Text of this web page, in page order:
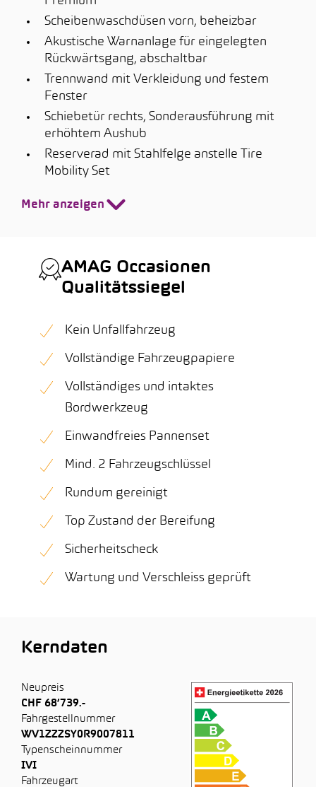
Scheibenwaschdüsen vorn, beheizbar
Akustische Warnanlage für eingelegten
Rückwärtsgang, abschaltbar
Trennwand mit Verkleidung und festem
Fenster
Schiebetür rechts, Sonderausführung mit
erhöhtem Aushub
Reserverad mit Stahlfelge anstelle Tire
Mobility Set
Mehr anzeigen
AMAG Occasionen
Qualitätssiegel
Kein Unfallfahrzeug
Vollständige Fahrzeugpapiere
Vollständiges und intaktes
Bordwerkzeug
Einwandfreies Pannenset
Mind. 2 Fahrzeugschlüssel
Rundum gereinigt
Top Zustand der Bereifung
Sicherheitscheck
Wartung und Verschleiss geprüft
Kerndaten
Neupreis
CHF 68’739.-
Fahrgestellnummer
WV1ZZZSY0R9007811
Typenscheinnummer
IVI
Fahrzeugart